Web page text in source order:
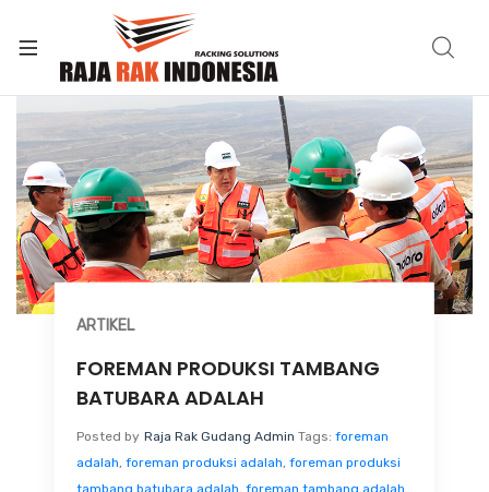
ARTIKEL
FOREMAN PRODUKSI TAMBANG
BATUBARA ADALAH
Posted by Raja Rak Gudang Admin Tags: foreman
adalah foreman produksi adalah foreman produksi
tambang batubara adalah foreman tambang adalah